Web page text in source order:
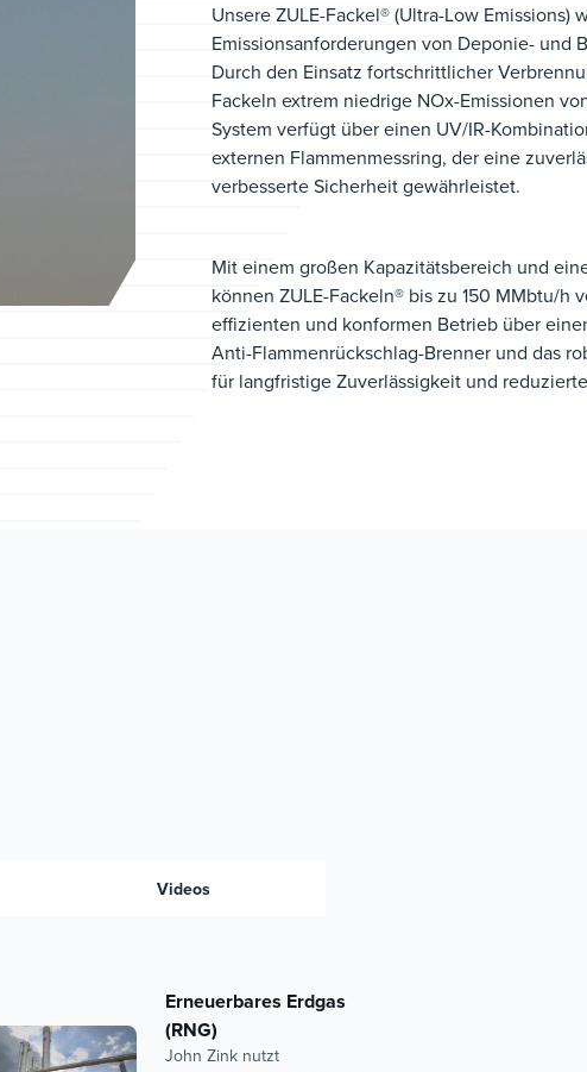
Unsere ZULE-Fackel® (Ultra-Low
Emissionsanforderungen von Deponie- und
Durch den Einsatz fortschrittlicher
Fackeln extrem niedrige NOx-Emissionen
System verfügt über einen UV/IR-
externen Flammenmessring, der eine
verbesserte Sicherheit gewährleistet.
Mit einem großen Kapazitätsbereich und
können ZULE-Fackeln® bis zu 150 MMbtu/
effizienten und konformen Betrieb über
Anti-Flammenrückschlag-Brenner und das
für langfristige Zuverlässigkeit und
Videos
Erneuerbares Erdgas
(RNG)
John Zink nutzt